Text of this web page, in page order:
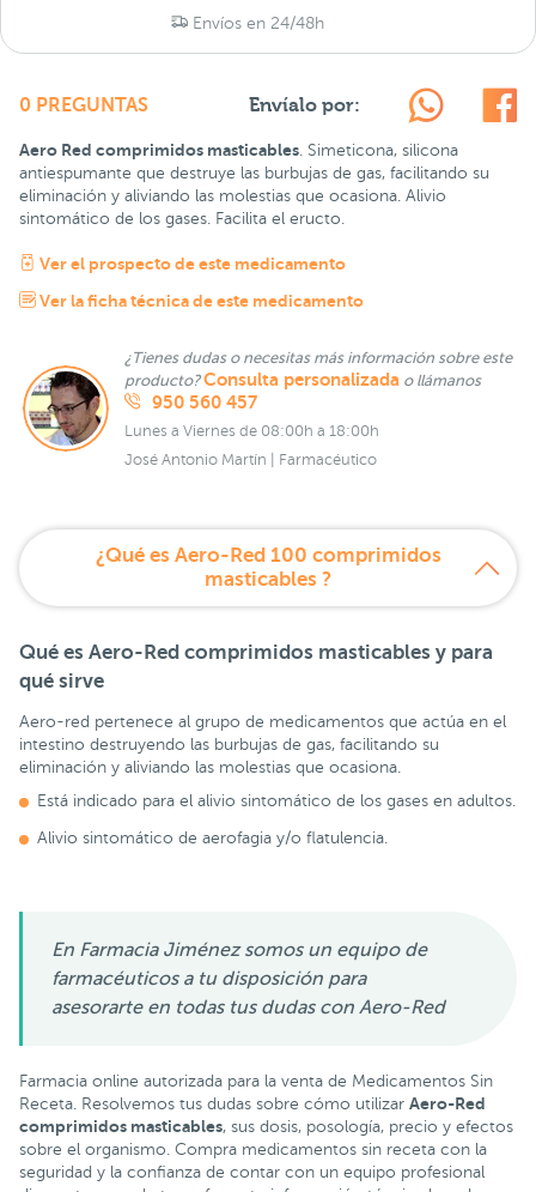
Envíos en 24/48h
0 PREGUNTAS Envíalo por:
Aero Red comprimidos masticables. Simeticona, silicona
antiespumante que destruye las burbujas de gas, facilitando su
eliminación y aliviando las molestias que ocasiona. Alivio
sintomático de los gases. Facilita el eructo.
Ver el prospecto de este medicamento
Ver la ficha técnica de este medicamento
¿Tienes dudas o necesitas más información sobre este
producto?Consulta personalizada o llámanos
950 560 457
Lunes a Viernes de 08:00h a 18:00h
José Antonio Martín | Farmacéutico
¿Qué es Aero-Red 100 comprimidos
masticables ?
Qué es Aero-Red comprimidos masticables y para
qué sirve
Aero-red pertenece al grupo de medicamentos que actúa en el
intestino destruyendo las burbujas de gas, facilitando su
eliminación y aliviando las molestias que ocasiona.
Está indicado para el alivio sintomático de los gases en adultos.
Alivio sintomático de aerofagia y/o flatulencia.
En Farmacia Jiménez somos un equipo de
farmacéuticos a tu disposición para
asesorarte en todas tus dudas con Aero-Red
Farmacia online autorizada para la venta de Medicamentos Sin
Receta. Resolvemos tus dudas sobre cómo utilizar Aero-Red
comprimidos masticables, sus dosis, posología, precio y efectos
sobre el organismo. Compra medicamentos sin receta con la
seguridad y la confianza de contar con un equipo profesional